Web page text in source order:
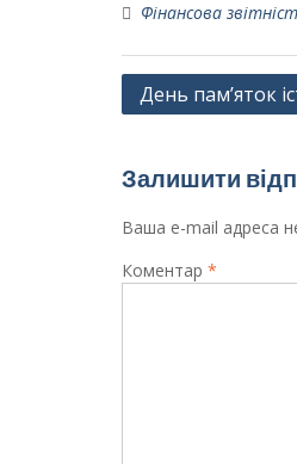
Фінансова
Навігація
День пам’яток
Залишити
Ваша e-mail адреса
Коментар *